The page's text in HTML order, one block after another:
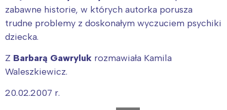
zabawne historie, w których autorka porusza
trudne problemy z doskonałym wyczuciem psychiki
dziecka.
Z Barbarą Gawryluk rozmawiała Kamila
Waleszkiewicz.
20.02.2007 r.